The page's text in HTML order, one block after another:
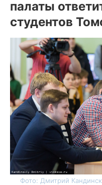
палаты
студентов
Фото: Дмитрий